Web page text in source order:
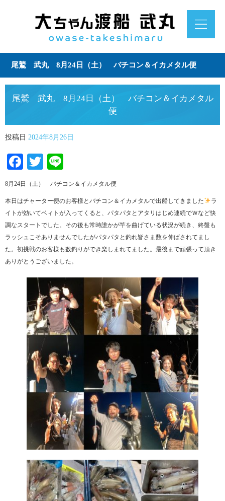
尾鷲 武丸 8月24日（土） バチコン＆イカメタル便
尾鷲 武丸 8月24日（土） バチコン＆イカメタル
便
投稿日 2024年8月26日
Facebook
Twitter
8月24日（土） バチコン＆イカメタル便
本日はチャーター便のお客様とバチコン＆イカメタルで出船してきました
ラ
イトが効いてベィトが入ってくると、パタパタとアタリはじめ連続でＷなど快
調なスタートでした。その後も常時誰かが竿を曲げている状況が続き、終盤も
ラッシュこそありませんでしたがパタパタと釣れ皆さま数を伸ばされてまし
た。初挑戦のお客様も数釣りができ楽しまれてました。最後まで頑張って頂き
ありがとうございました。